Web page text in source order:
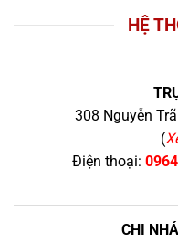
HỆ
308 Nguyễn
(
Điện thoại:
CHI